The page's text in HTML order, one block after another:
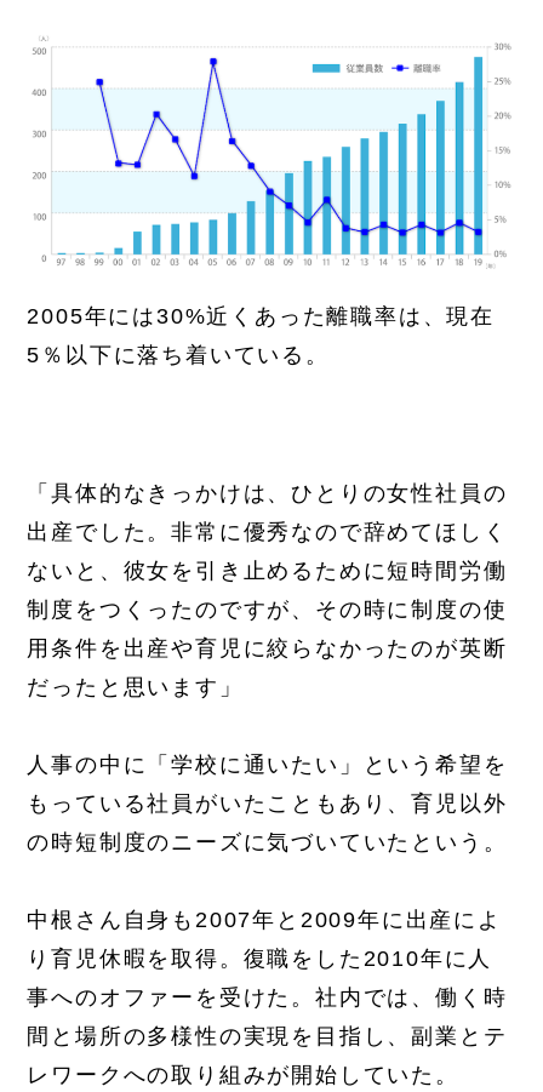
2005年には30%近くあった離職率は、現在
5％以下に落ち着いている。
「具体的なきっかけは、ひとりの女性社員の
出産でした。非常に優秀なので辞めてほしく
ないと、彼女を引き止めるために短時間労働
制度をつくったのですが、その時に制度の使
用条件を出産や育児に絞らなかったのが英断
だったと思います」
人事の中に「学校に通いたい」という希望を
もっている社員がいたこともあり、育児以外
の時短制度のニーズに気づいていたという。
中根さん自身も2007年と2009年に出産によ
り育児休暇を取得。復職をした2010年に人
事へのオファーを受けた。社内では、働く時
間と場所の多様性の実現を目指し、副業とテ
レワークへの取り組みが開始していた。